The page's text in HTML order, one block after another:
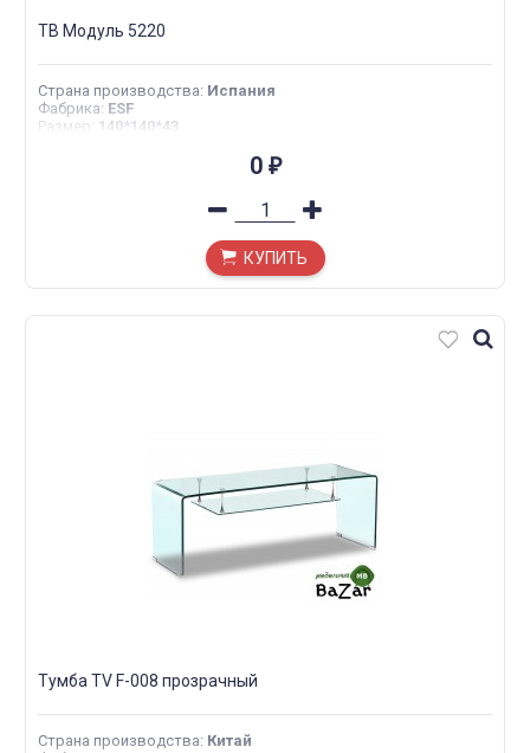
ТВ Модуль 5220
Страна производства: Испания
Фабрика: ESF
Размер : 140*140*43
0 ₽
КУПИТЬ
Тумба TV F-008 прозрачный
Страна производства: Китай